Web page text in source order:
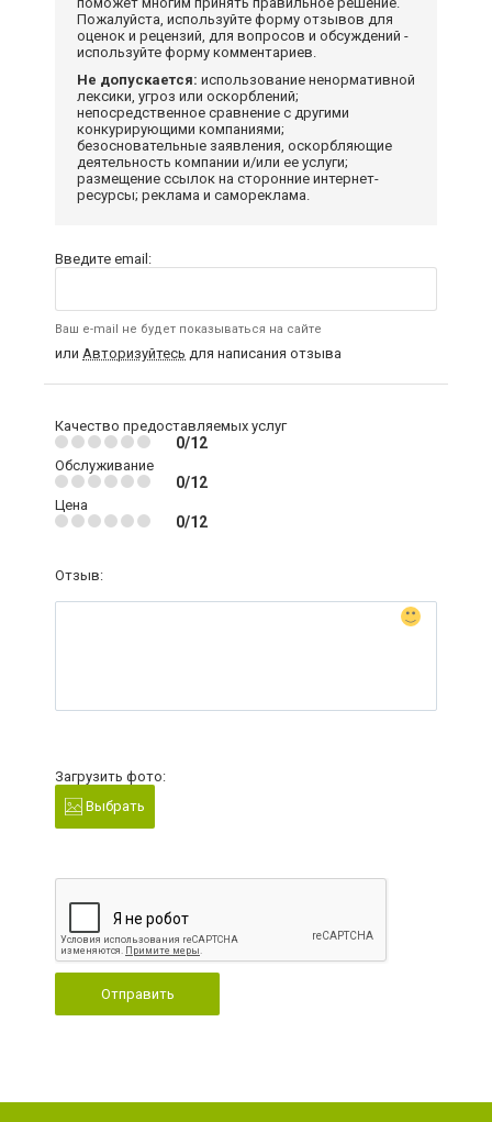
Пожалуйста, используйте форму отзывов для
оценок и рецензий, для вопросов и обсуждений -
используйте форму комментариев.
Не допускается: использование ненормативной
лексики, угроз или оскорблений;
непосредственное сравнение с другими
конкурирующими компаниями;
безосновательные заявления, оскорбляющие
деятельность компании и/или ее услуги;
размещение ссылок на сторонние интернет-
ресурсы; реклама и самореклама.
Введите email:
Ваш e-mail не будет показываться на сайте
или Авторизуйтесь для написания отзыва
Качество предоставляемых услуг
0/12
Обслуживание
0/12
Цена
0/12
Отзыв:
Загрузить фото:
Выбрать
Отправить